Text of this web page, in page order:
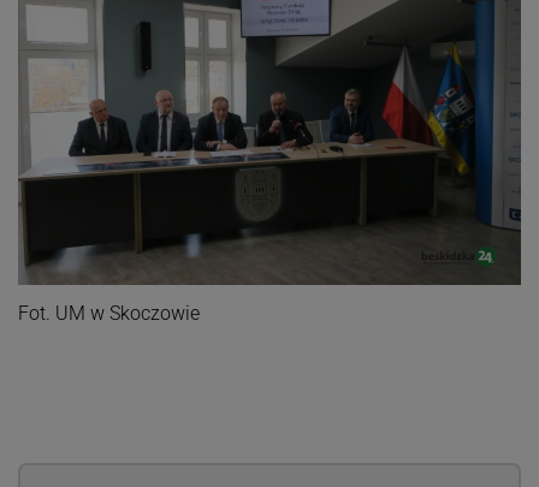
Fot. UM w Skoczowie